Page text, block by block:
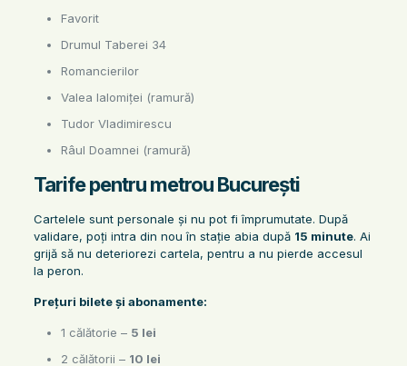
Favorit
Drumul Taberei 34
Romancierilor
Valea Ialomiței (ramură)
Tudor Vladimirescu
Râul Doamnei (ramură)
Tarife pentru metrou București
Cartelele sunt personale și nu pot fi împrumutate. După
validare, poți intra din nou în stație abia după 15 minute. Ai
grijă să nu deteriorezi cartela, pentru a nu pierde accesul
la peron.
Prețuri bilete și abonamente:
1 călătorie – 5 lei
2 călătorii – 10 lei